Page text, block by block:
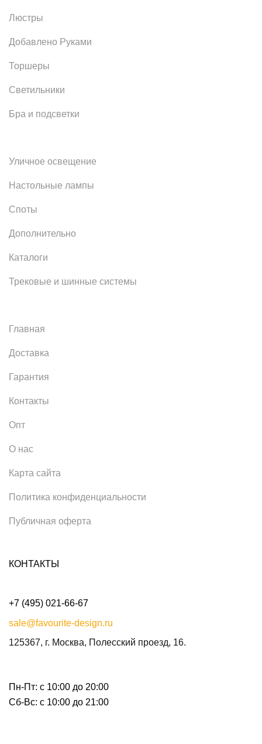
Люстры
Добавлено Руками
Торшеры
Светильники
Бра и подсветки
Уличное освещение
Настольные лампы
Споты
Дополнительно
Каталоги
Трековые и шинные системы
Главная
Доставка
Гарантия
Контакты
Опт
О нас
Карта сайта
Политика конфиденциальности
Публичная оферта
КОНТАКТЫ
+7 (495) 021-66-67
sale@favourite-design.ru
125367, г. Москва, Полесский проезд, 16.
Пн-Пт: с 10:00 до 20:00
Сб-Вс: с 10:00 до 21:00